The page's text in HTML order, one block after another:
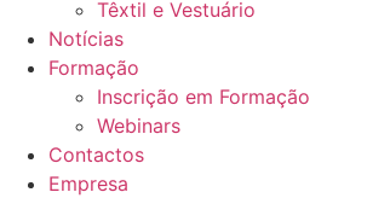
Têxtil e Vestuário
Notícias
Formação
Inscrição em Formação
Webinars
Contactos
Empresa